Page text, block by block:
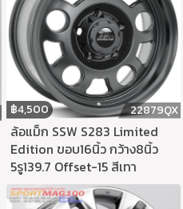
฿4,500 22879QX
ล้อแม็ก SSW S283 Limited
Edition ขอบ16นิ้ว กว้าง8นิ้ว
5รู139.7 Offset-15 สีเทา